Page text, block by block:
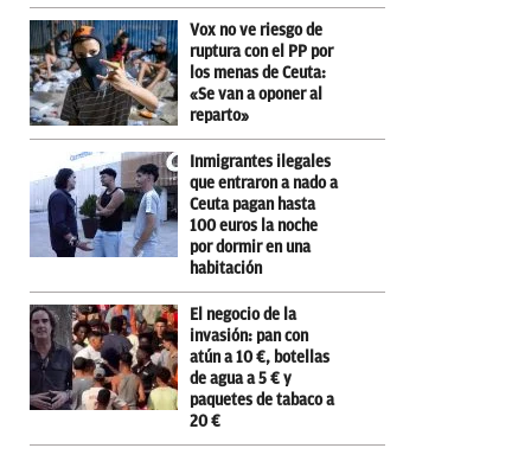
Vox no ve riesgo de
ruptura con el PP por
los menas de Ceuta:
«Se van a oponer al
reparto»
Inmigrantes ilegales
que entraron a nado a
Ceuta pagan hasta
100 euros la noche
por dormir en una
habitación
El negocio de la
invasión: pan con
atún a 10 €, botellas
de agua a 5 € y
paquetes de tabaco a
20 €